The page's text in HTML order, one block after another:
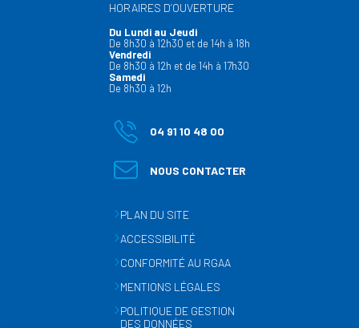
HORAIRES D’OUVERTURE
Du Lundi au Jeudi
De 8h30 à 12h30 et de 14h à 18h
Vendredi
De 8h30 à 12h et de 14h à 17h30
Samedi
De 8h30 à 12h
04 91 10 48 00
NOUS CONTACTER
PLAN DU SITE
ACCESSIBILITÉ
CONFORMITÉ AU RGAA
MENTIONS LÉGALES
POLITIQUE DE GESTION
DES DONNÉES